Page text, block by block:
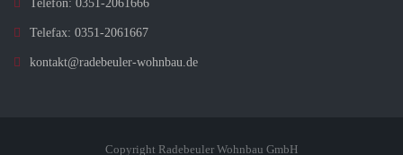
Telefon: 0351-2061666
Telefax: 0351-2061667
kontakt@radebeuler-wohnbau.de
Copyright Radebeuler Wohnbau GmbH